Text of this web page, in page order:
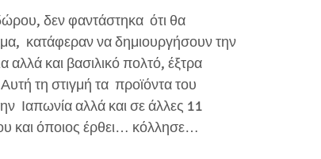
κατάφεραν να δημιουργήσουν την
αλλά και βασιλικό πολτό, έξτρα
τη στιγμή τα  προϊόντα του
Ιαπωνία αλλά και σε άλλες 11
και όποιος έρθει… κόλλησε…